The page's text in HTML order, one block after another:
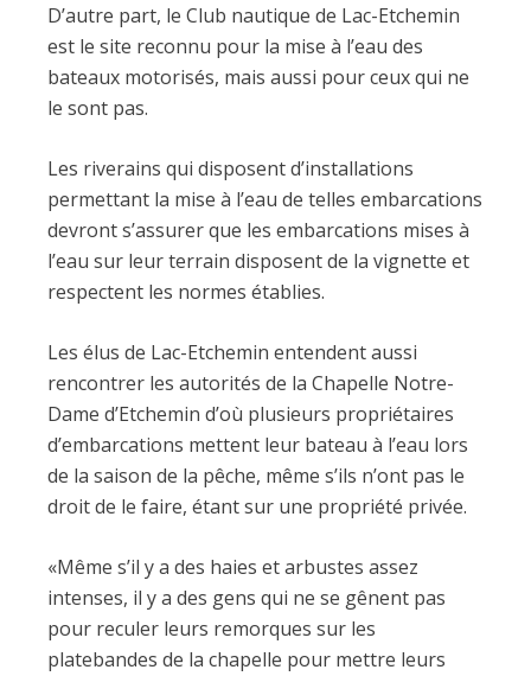
D’autre part, le Club nautique de Lac-Etchemin
est le site reconnu pour la mise à l’eau des
bateaux motorisés, mais aussi pour ceux qui ne
le sont pas.
Les riverains qui disposent d’installations
permettant la mise à l’eau de telles embarcations
devront s’assurer que les embarcations mises à
l’eau sur leur terrain disposent de la vignette et
respectent les normes établies.
Les élus de Lac-Etchemin entendent aussi
rencontrer les autorités de la Chapelle Notre-
Dame d’Etchemin d’où plusieurs propriétaires
d’embarcations mettent leur bateau à l’eau lors
de la saison de la pêche, même s’ils n’ont pas le
droit de le faire, étant sur une propriété privée.
«Même s’il y a des haies et arbustes assez
intenses, il y a des gens qui ne se gênent pas
pour reculer leurs remorques sur les
platebandes de la chapelle pour mettre leurs